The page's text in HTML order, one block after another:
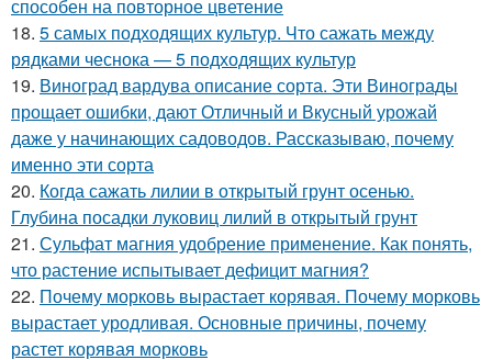
способен на повторное цветение
18. 5 самых подходящих культур. Что сажать между
рядками чеснока — 5 подходящих культур
19. Виноград вардува описание сорта. Эти Винограды
прощает ошибки, дают Отличный и Вкусный урожай
даже у начинающих садоводов. Рассказываю, почему
именно эти сорта
20. Когда сажать лилии в открытый грунт осенью.
Глубина посадки луковиц лилий в открытый грунт
21. Сульфат магния удобрение применение. Как понять,
что растение испытывает дефицит магния?
22. Почему морковь вырастает корявая. Почему морковь
вырастает уродливая. Основные причины, почему
растет корявая морковь